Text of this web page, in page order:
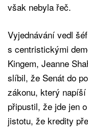
však nebyla řeč.
Vyjednávání vedl
s centristickými
Kingem, Jeanne
slíbil, že Senát do
zákonu, který
připustil, že jde jen
jistotu, že kredity